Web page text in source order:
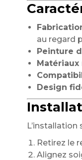
au regard
Peinture
Matériaux
Design
L’installation
Retirez le
Alignez